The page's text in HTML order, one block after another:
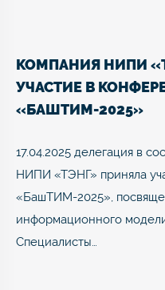
КОМПАНИЯ НИПИ
УЧАСТИЕ В
«БАШТИМ-2025»
17.04.2025 делегация в
НИПИ «ТЭНГ» приняла
«БашТИМ-2025»,
информационного
Специалисты…